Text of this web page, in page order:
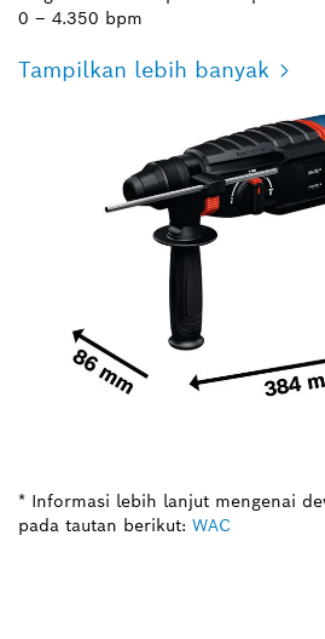
0 – 4.350 bpm
Tampilkan lebih banyak
* Informasi lebih lanjut mengenai
pada tautan berikut: WAC